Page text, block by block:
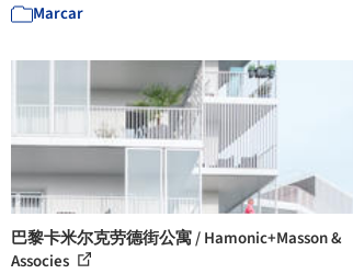
Marcar
巴黎卡米尔克劳德街公寓 / Hamonic+Masson &
Associes